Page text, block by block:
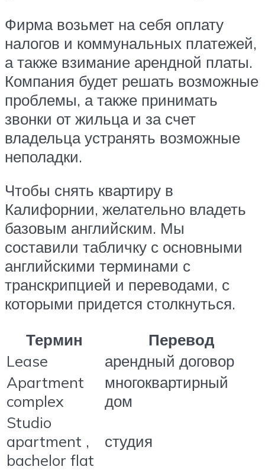
Фирма возьмет на себя оплату
налогов и коммунальных платежей,
а также взимание арендной платы.
Компания будет решать возможные
проблемы, а также принимать
звонки от жильца и за счет
владельца устранять возможные
неполадки.
Чтобы снять квартиру в
Калифорнии, желательно владеть
базовым английским. Мы
составили табличку с основными
английскими терминами с
транскрипцией и переводами, с
которыми придется столкнуться.
Термин
Перевод
Lease
арендный договор
Apartment
complex
многоквартирный
дом
Studio
apartment ,
bachelor flat
студия